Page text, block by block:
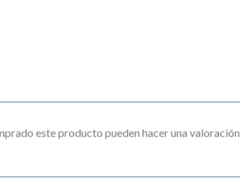
este producto pueden hacer una valoración.